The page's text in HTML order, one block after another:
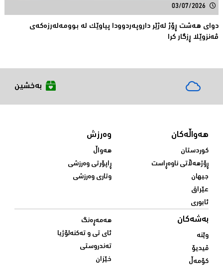
03/07/2026
دوای هەشت ڕۆژ لەژێر داروپەردوودا پیاوێك لە بوومەلەرزەكەی
ڤەنزوێلا ڕزگار كرا
بەخشین
هەواڵەکان
کوردستان
ڕۆژهەڵاتی ناوەڕاست
جیهان
عێراق
ئابوری
وەرزش
هەواڵ
ڕاپۆرتی وەرزشی
وتاری وەرزشی
بەشەکان
وێنە
ڤیدیۆ
کۆمەڵ
هەمەڕەنگ
ئای تی و تەکنەلۆژیا
تەندروستی
خێزان